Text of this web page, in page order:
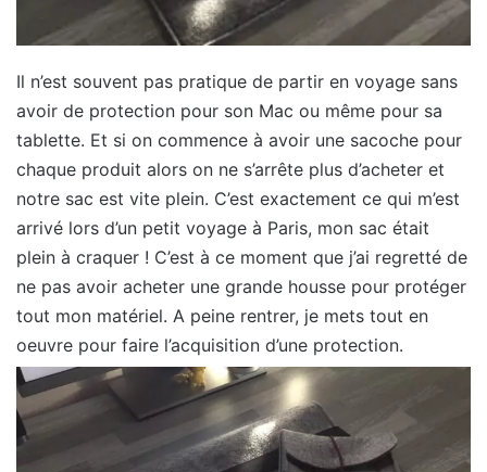
Il n’est souvent pas pratique de partir en voyage sans
avoir de protection pour son Mac ou même pour sa
tablette. Et si on commence à avoir une sacoche pour
chaque produit alors on ne s’arrête plus d’acheter et
notre sac est vite plein. C’est exactement ce qui m’est
arrivé lors d’un petit voyage à Paris, mon sac était
plein à craquer ! C’est à ce moment que j’ai regretté de
ne pas avoir acheter une grande housse pour protéger
tout mon matériel. A peine rentrer, je mets tout en
oeuvre pour faire l’acquisition d’une protection.